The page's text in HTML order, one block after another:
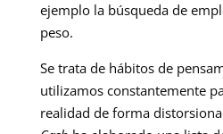
ejemplo la búsqueda de
peso.
Se trata de hábitos de
utilizamos constantemente
realidad de forma